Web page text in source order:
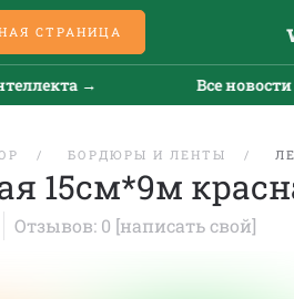
СТРАНИЦА
→ Все новости
БОРДЮРЫ И ЛЕНТЫ
15см*9м
Отзывов: 0 [написать свой]